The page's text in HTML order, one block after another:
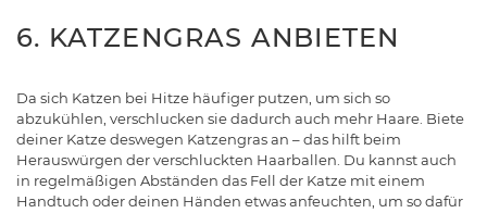
6. KATZENGRAS ANBIETEN
Da sich Katzen bei Hitze häufiger putzen, um sich so
abzukühlen, verschlucken sie dadurch auch mehr Haare. Biete
deiner Katze deswegen Katzengras an – das hilft beim
Herauswürgen der verschluckten Haarballen. Du kannst auch
in regelmäßigen Abständen das Fell der Katze mit einem
Handtuch oder deinen Händen etwas anfeuchten, um so dafür